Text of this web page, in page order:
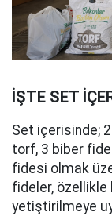
İŞTE SET
Set içerisinde;
torf, 3 biber
fidesi olmak
fideler, özellikle
yetiştirilmeye